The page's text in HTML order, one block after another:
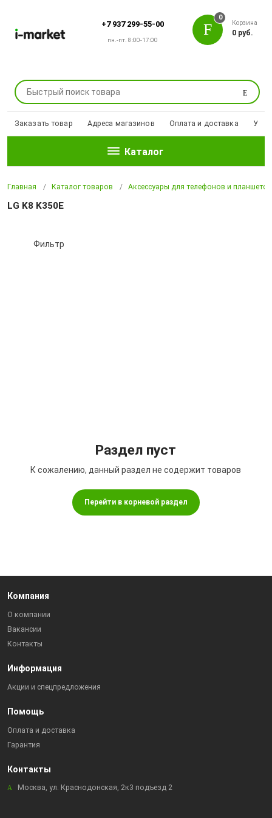
+7 937 299-55-00
пн.-пт. 8:00-17:00
Поиск
0
Корзина
0 руб.
Заказать товар Адреса магазинов Оплата и доставка
Каталог
Главная Каталог товаров Аксессуары для телефонов и планшетов
LG K8 K350E
Фильтр
Раздел пуст
К сожалению, данный раздел не содержит товаров
Перейти в корневой раздел
Компания
О компании
Вакансии
Контакты
Информация
Акции и спецпредложения
Помощь
Оплата и доставка
Гарантия
Контакты
Москва, ул. Краснодонская, 2к3 подъезд 2